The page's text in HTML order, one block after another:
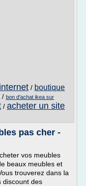
/ boutique
/ bon d'achat ikea sur
/ acheter un site
pas cher -
vos meubles
beaux meubles et
trouverez dans la
discount des